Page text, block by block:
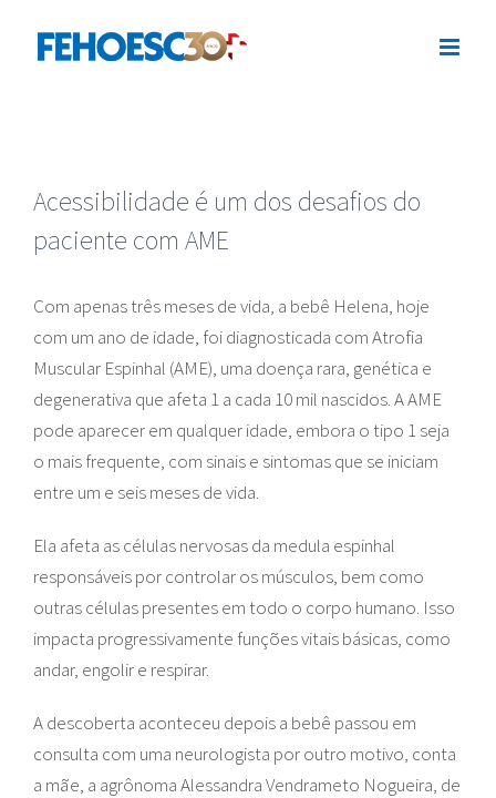
Acessibilidade é um dos desafios do
paciente com AME
Com apenas três meses de vida, a bebê Helena, hoje
com um ano de idade, foi diagnosticada com Atrofia
Muscular Espinhal (AME), uma doença rara, genética e
degenerativa que afeta 1 a cada 10 mil nascidos. A AME
pode aparecer em qualquer idade, embora o tipo 1 seja
o mais frequente, com sinais e sintomas que se iniciam
entre um e seis meses de vida.
Ela afeta as células nervosas da medula espinhal
responsáveis por controlar os músculos, bem como
outras células presentes em todo o corpo humano. Isso
impacta progressivamente funções vitais básicas, como
andar, engolir e respirar.
A descoberta aconteceu depois a bebê passou em
consulta com uma neurologista por outro motivo, conta
a mãe, a agrônoma Alessandra Vendrameto Nogueira, de